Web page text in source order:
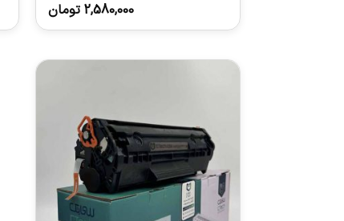
2,580,000 تومان